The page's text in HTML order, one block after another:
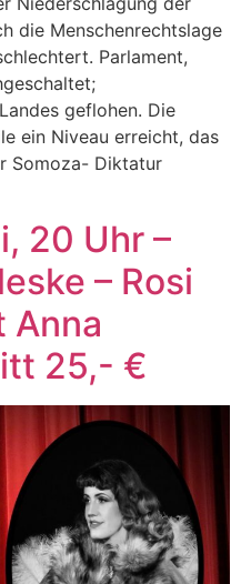
die Menschenrechtslage
Parlament,
geflohen. Die
ein Niveau erreicht, das
Somoza- Diktatur
20 Uhr –
– Rosi
Anna
25,- €